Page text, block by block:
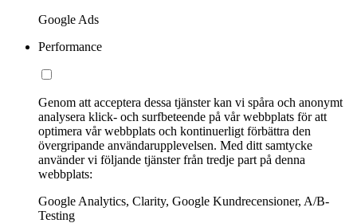
Google Ads
Performance
Genom att acceptera dessa tjänster kan vi spåra och anonymt
analysera klick- och surfbeteende på vår webbplats för att
optimera vår webbplats och kontinuerligt förbättra den
övergripande användarupplevelsen. Med ditt samtycke
använder vi följande tjänster från tredje part på denna
webbplats:
Google Analytics, Clarity, Google Kundrecensioner, A/B-
Testing